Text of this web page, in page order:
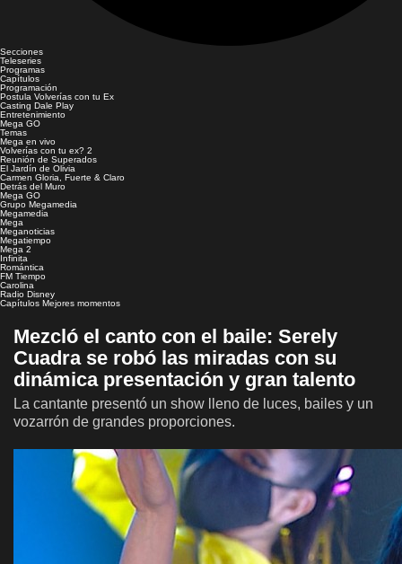
Secciones
Teleseries
Programas
Capítulos
Programación
Postula Volverías con tu Ex
Casting Dale Play
Entretenimiento
Mega GO
Temas
Mega en vivo
Volverías con tu ex? 2
Reunión de Superados
El Jardín de Olivia
Carmen Gloria, Fuerte & Claro
Detrás del Muro
Mega GO
Grupo Megamedia
Megamedia
Mega
Meganoticias
Megatiempo
Mega 2
Infinita
Romántica
FM Tiempo
Carolina
Radio Disney
Capítulos Mejores momentos
Mezcló el canto con el baile: Serely
Cuadra se robó las miradas con su
dinámica presentación y gran talento
La cantante presentó un show lleno de luces, bailes y un
vozarrón de grandes proporciones.